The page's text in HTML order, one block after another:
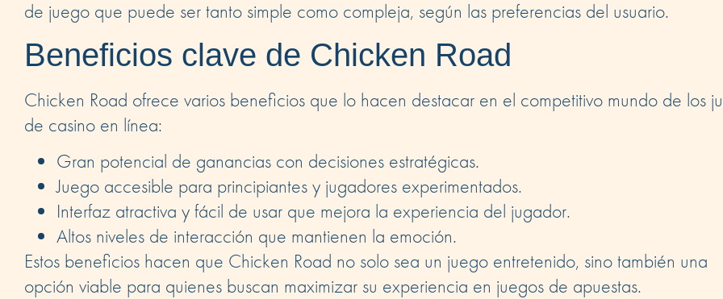
de juego que puede ser tanto simple como compleja, según las preferencias del usuario.
Beneficios clave de Chicken Road
Chicken Road ofrece varios beneficios que lo hacen destacar en el competitivo mundo de los
de casino en línea:
Gran potencial de ganancias con decisiones estratégicas.
Juego accesible para principiantes y jugadores experimentados.
Interfaz atractiva y fácil de usar que mejora la experiencia del jugador.
Altos niveles de interacción que mantienen la emoción.
Estos beneficios hacen que Chicken Road no solo sea un juego entretenido, sino también una
opción viable para quienes buscan maximizar su experiencia en juegos de apuestas.